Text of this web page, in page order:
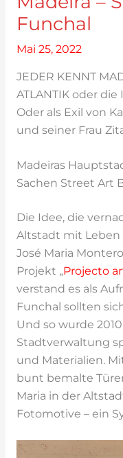
Funchal
Mai 25, 2022
JEDER KENNT
ATLANTIK oder
Oder als Exil von
und seiner Frau
Madeiras
Sachen Street Art
Die Idee, die
Altstadt mit Leben
José Maria
Projekt „Projecto
verstand es als
Funchal sollten
Und so wurde
Stadtverwaltung
und Materialien.
bunt bemalte
Maria in der
Fotomotive – ein